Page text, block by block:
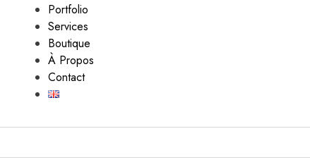
Portfolio
Services
Boutique
À Propos
Contact